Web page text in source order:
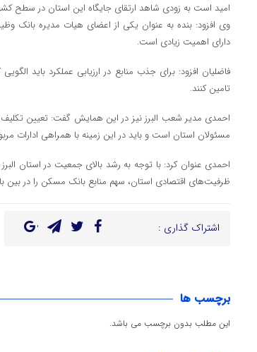
امید است به زودی شاهد ارتقای جایگاه این استان در سطح
وی افزود: بنده به عنوان یکی از اعضای هیات مدیره بانک
دارای اهمیت زیادی است.
فاضلیان افزود: برای جذب منابع در ارزیابی عملکرد باید
تامین کنند.
احمدی مدیر شعب البرز نیز در این همایش گفت: تعیین
مسئولان استان است و باید در این زمینه با همراهی ادارات
احمدی عنوان کرد: با توجه به رشد بالای جمعیت در استان
ظرفیت‌های اقتصادی استان، سهم منابع بانک مسکن را در بین
اشتراک گذاری :
برچسب ها
این مطلب بدون برچسب می باشد.